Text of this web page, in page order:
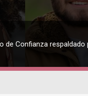
de Confianza respaldado